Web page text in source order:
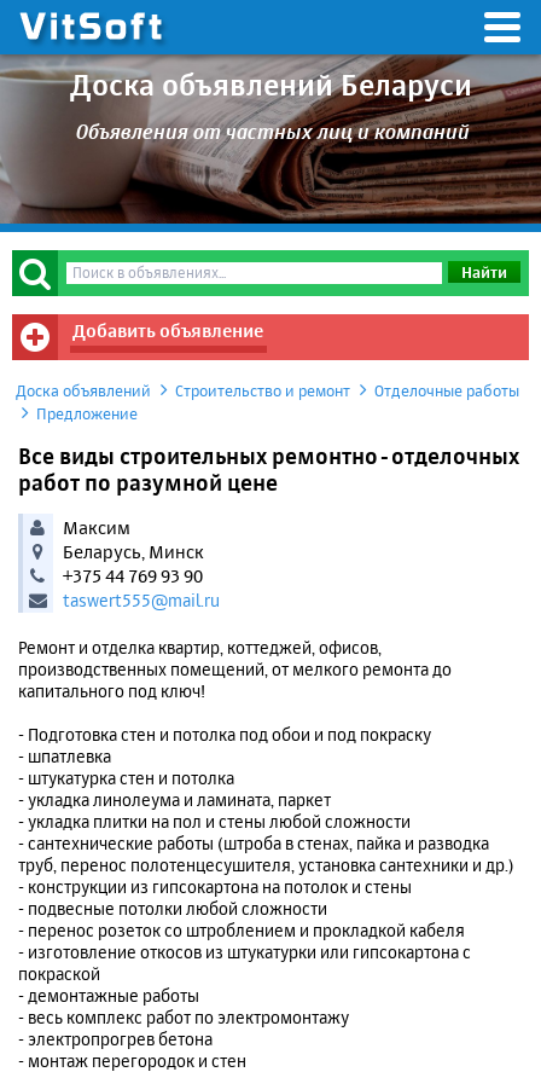
Доска объявлений Беларуси
Объявления от частных лиц и компаний
Добавить объявление
Доска объявлений Строительство и ремонт
Отделочные работы
Предложение
Все виды строительных ремонтно-отделочных
работ по разумной цене
Максим
Беларусь, Минск
+375 44 769 93 90
taswert555@mail.ru
Ремонт и отделка квартир, коттеджей, офисов,
производственных помещений, от мелкого ремонта до
капитального под ключ!
- Подготовка стен и потолка под обои и под покраску
- шпатлевка
- штукатурка стен и потолка
- укладка линолеума и ламината, паркет
- укладка плитки на пол и стены любой сложности
- сантехнические работы (штроба в стенах, пайка и разводка
труб, перенос полотенцесушителя, установка сантехники и др.)
- конструкции из гипсокартона на потолок и стены
- подвесные потолки любой сложности
- перенос розеток со штроблением и прокладкой кабеля
- изготовление откосов из штукатурки или гипсокартона с
покраской
- демонтажные работы
- весь комплекс работ по электромонтажу
- электропрогрев бетона
- монтаж перегородок и стен